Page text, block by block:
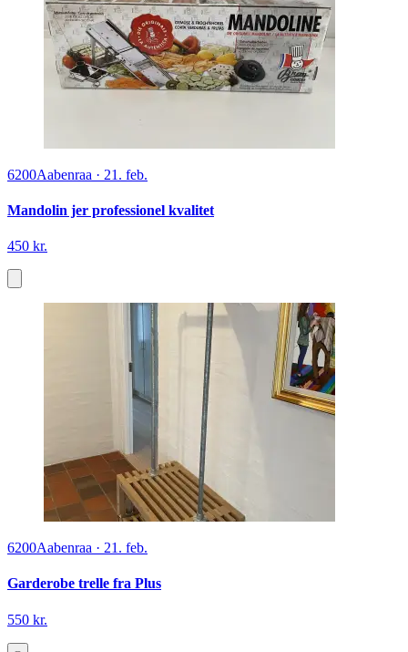
6200Aabenraa · 21. feb.
Mandolin jer professionel kvalitet
450 kr.
6200Aabenraa · 21. feb.
Garderobe trelle fra Plus
550 kr.